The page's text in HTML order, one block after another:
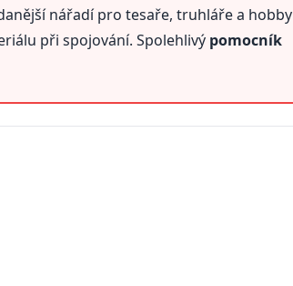
nářadí pro tesaře, truhláře a hobby
při spojování. Spolehlivý pomocník